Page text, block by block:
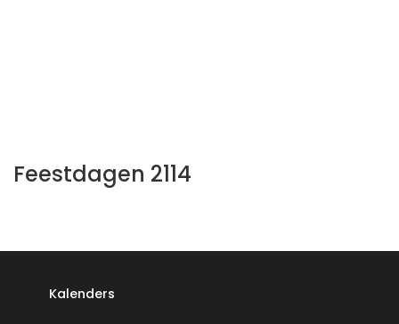
Feestdagen 2114
Kalenders